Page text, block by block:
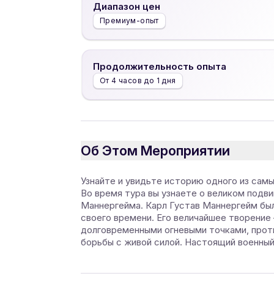
Диапазон цен
Премиум-опыт
Продолжительность опыта
От 4 часов до 1 дня
Об Этом Мероприятии
Узнайте и увидьте историю одного из
Во время тура вы узнаете о великом
Маннергейма. Карл Густав Маннергейм
своего времени. Его величайшее
долговременными огневыми точками,
борьбы с живой силой. Настоящий